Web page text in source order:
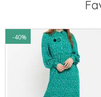
-40%